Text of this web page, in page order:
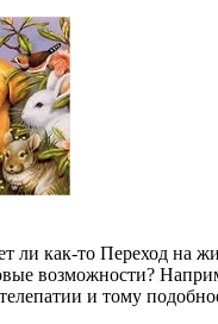
ли как-то Переход на
возможности?
и тому